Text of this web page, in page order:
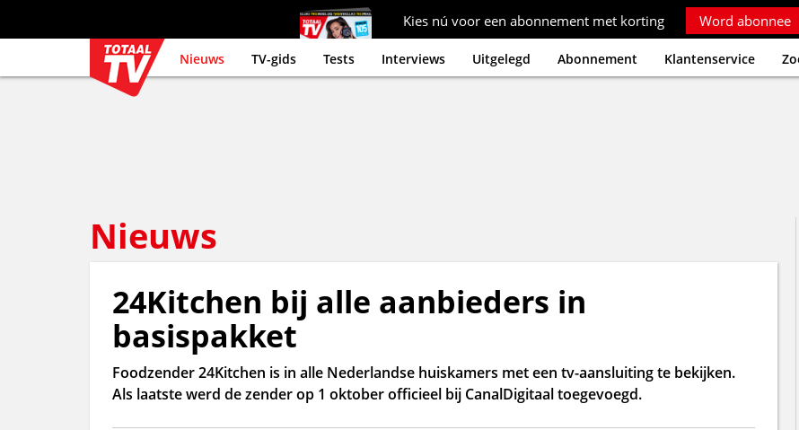
Kies nú voor een abonnement met korting Word abonnee
Nieuws TV-gids Tests Interviews Uitgelegd Abonnement Klantenservice
Nieuws
24Kitchen bij alle aanbieders in
basispakket
Foodzender 24Kitchen is in alle Nederlandse huiskamers met een tv-aansluiting te bekijken.
Als laatste werd de zender op 1 oktober officieel bij CanalDigitaal toegevoegd.